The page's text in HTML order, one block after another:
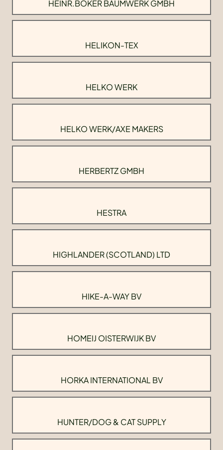
HEINR.BOKER BAUMWERK GMBH
HELIKON-TEX
HELKO WERK
HELKO WERK/AXE MAKERS
HERBERTZ GMBH
HESTRA
HIGHLANDER (SCOTLAND) LTD
HIKE-A-WAY BV
HOMEIJ OISTERWIJK BV
HORKA INTERNATIONAL BV
HUNTER/DOG & CAT SUPPLY